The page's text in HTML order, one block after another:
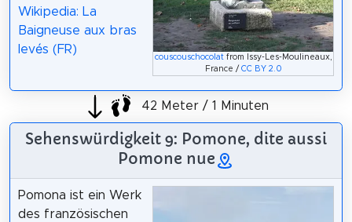
couscouschocolatfrom Issy-Les-Moulineaux,
France / CC BY 2.0
Wikipedia: La
Baigneuse aux bras
levés (FR)
42 Meter / 1 Minuten
Sehenswürdigkeit 9: Pomone, dite aussi
Pomone nue
Pomona ist ein Werk
des französischen